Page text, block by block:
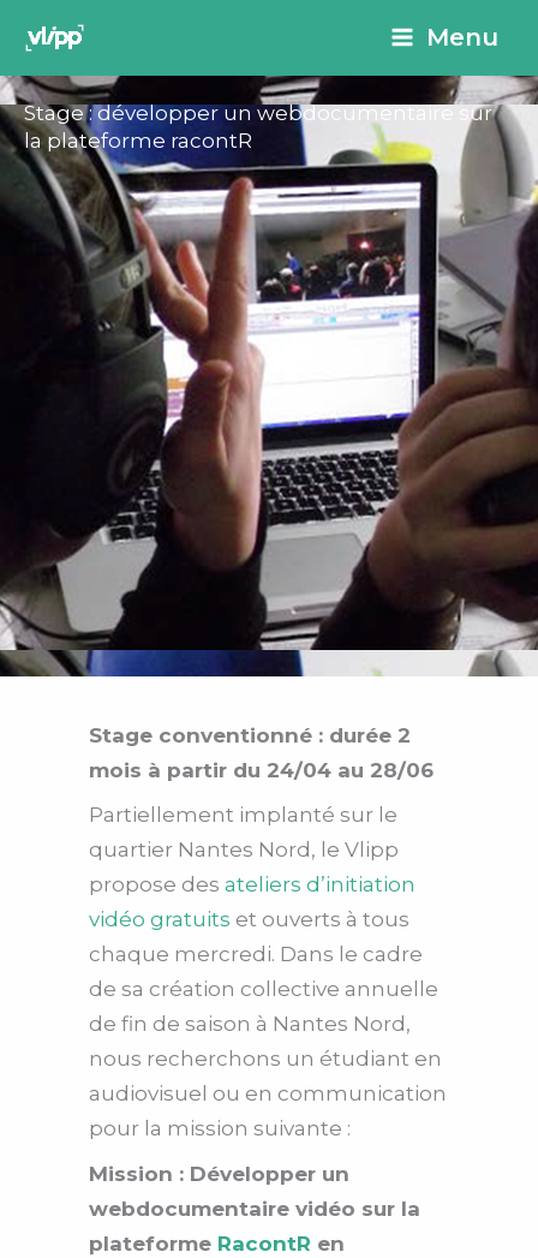
principal
contenu
Menu
Stage : développer un webdocumentaire sur
la plateforme racontR
Stage conventionné : durée 2
mois à partir du 24/04 au 28/06
Partiellement implanté sur le
quartier Nantes Nord, le Vlipp
propose des ateliers d’initiation
vidéo gratuits et ouverts à tous
chaque mercredi. Dans le cadre
de sa création collective annuelle
de fin de saison à Nantes Nord,
nous recherchons un étudiant en
audiovisuel ou en communication
pour la mission suivante :
Mission : Développer un
webdocumentaire vidéo sur la
plateforme RacontR en